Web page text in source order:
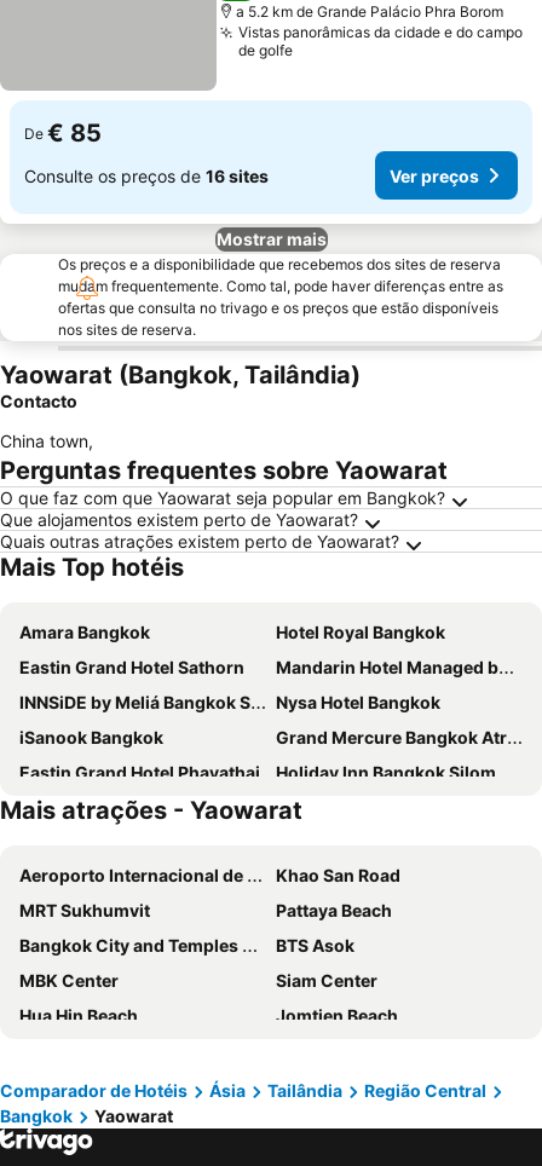
a 5.2 km de Grande Palácio Phra Borom
Vistas panorâmicas da cidade e do campo
de golfe
De € 85
Consulte os preços de 16 sites Ver preços
Mostrar mais
Os preços e a disponibilidade que recebemos dos sites de reserva
mudam frequentemente. Como tal, pode haver diferenças entre as
ofertas que consulta no trivago e os preços que estão disponíveis
nos sites de reserva.
Yaowarat (Bangkok, Tailândia)
Contacto
China town,
Perguntas frequentes sobre Yaowarat
O que faz com que Yaowarat seja popular em Bangkok?
Que alojamentos existem perto de Yaowarat?
Quais outras atrações existem perto de Yaowarat?
Mais Top hotéis
Amara Bangkok
Hotel Royal Bangkok
Eastin Grand Hotel Sathorn
Mandarin Hotel Managed by Centre Point
INNSiDE by Meliá Bangkok Sukhumvit
Nysa Hotel Bangkok
iSanook Bangkok
Grand Mercure Bangkok Atrium
Eastin Grand Hotel Phayathai
Holiday Inn Bangkok Silom By Ihg
Baiyoke Sky Hotel
Amari Bangkok
Millennium Hilton Bangkok
Grande Centre Point Surawong Bangkok
AETAS lumpini
Centra By Centara Hotel Bangkok Phra Nakhon
Pullman Bangkok Hotel G
Carlton Hotel Bangkok Sukhumvit
The Quarter Hualamphong by UHG
The Okura Prestige Bangkok
The Berkeley Hotel Pratunam
Ibis Styles Bangkok Silom
The Samsen Street Hotel
Nouvo City Hotel
The Landmark Bangkok
Shangri-La Bangkok
Mais atrações - Yaowarat
Aeroporto Internacional de Suvarnabhumi
Khao San Road
MRT Sukhumvit
Pattaya Beach
Bangkok City and Temples Tour
BTS Asok
MBK Center
Siam Center
Hua Hin Beach
Jomtien Beach
BTS Siam
BTS Phaya Thai
Yaowarat
BTS Nana
Comparador de Hotéis Ásia Tailândia
Região Central
Bangkok
Yaowarat